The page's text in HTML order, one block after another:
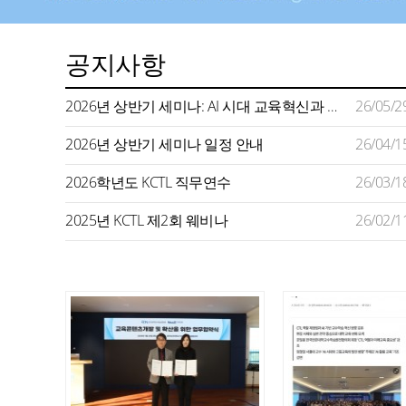
공지사항
2026년 상반기 세미나: AI 시대 교육혁신과 미래형 교수학습 지원
26/05/
2026년 상반기 세미나 일정 안내
26/04/
2026학년도 KCTL 직무연수
26/03/
2025년 KCTL 제2회 웨비나
26/02/